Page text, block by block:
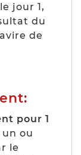
jour 1,
du
de
pour 1
ou
le